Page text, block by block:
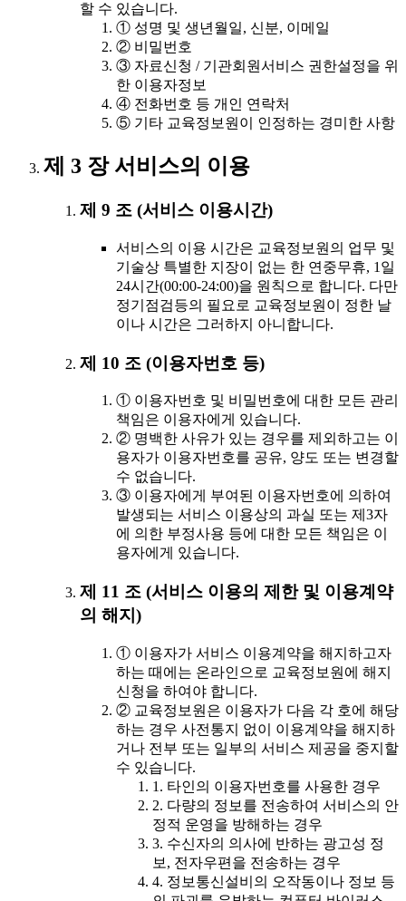
할 수 있습니다.
① 성명 및 생년월일, 신분, 이메일
② 비밀번호
③ 자료신청 / 기관회원서비스 권한설정을 위
한 이용자정보
④ 전화번호 등 개인 연락처
⑤ 기타 교육정보원이 인정하는 경미한 사항
제 3 장 서비스의 이용
제 9 조 (서비스 이용시간)
서비스의 이용 시간은 교육정보원의 업무 및
기술상 특별한 지장이 없는 한 연중무휴, 1일
24시간(00:00-24:00)을 원칙으로 합니다. 다만
정기점검등의 필요로 교육정보원이 정한 날
이나 시간은 그러하지 아니합니다.
제 10 조 (이용자번호 등)
① 이용자번호 및 비밀번호에 대한 모든 관리
책임은 이용자에게 있습니다.
② 명백한 사유가 있는 경우를 제외하고는 이
용자가 이용자번호를 공유, 양도 또는 변경할
수 없습니다.
③ 이용자에게 부여된 이용자번호에 의하여
발생되는 서비스 이용상의 과실 또는 제3자
에 의한 부정사용 등에 대한 모든 책임은 이
용자에게 있습니다.
제 11 조 (서비스 이용의 제한 및 이용계약
의 해지)
① 이용자가 서비스 이용계약을 해지하고자
하는 때에는 온라인으로 교육정보원에 해지
신청을 하여야 합니다.
② 교육정보원은 이용자가 다음 각 호에 해당
하는 경우 사전통지 없이 이용계약을 해지하
거나 전부 또는 일부의 서비스 제공을 중지할
수 있습니다.
1. 타인의 이용자번호를 사용한 경우
2. 다량의 정보를 전송하여 서비스의 안
정적 운영을 방해하는 경우
3. 수신자의 의사에 반하는 광고성 정
보, 전자우편을 전송하는 경우
4. 정보통신설비의 오작동이나 정보 등